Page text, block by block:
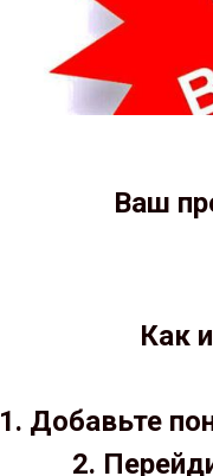
Ваш
Как
1. Добавьте
2.